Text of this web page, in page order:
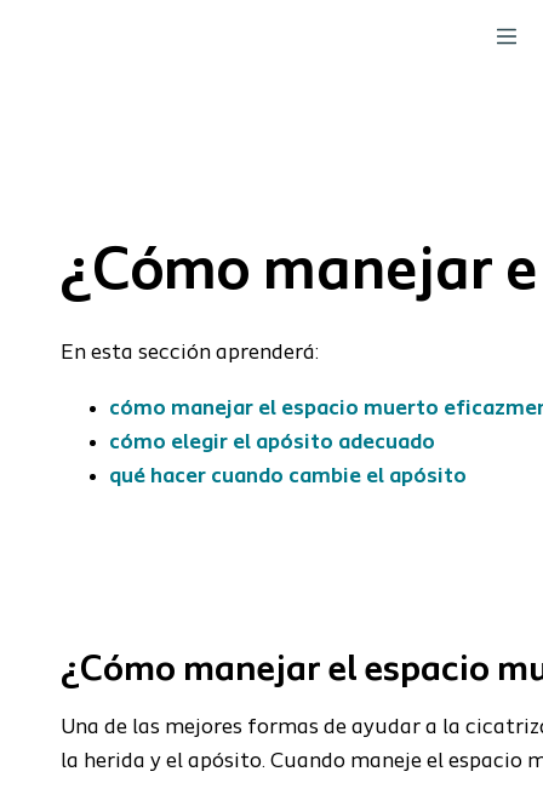
¿Cómo manejar
En esta sección aprenderá:
cómo manejar el espacio muerto
cómo elegir el apósito adecuado
qué hacer cuando cambie el apósito
¿Cómo manejar el espacio
Una de las mejores formas de ayudar a la
la herida y el apósito. Cuando maneje el espacio